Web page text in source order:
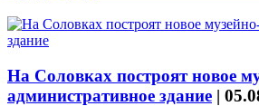
На Соловках построят новое
административное здание |